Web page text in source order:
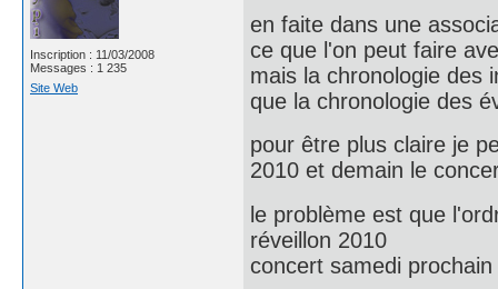
Inscription : 11/03/2008
Messages : 1 235
Site Web
en faite dans une
ce que l'on peut faire
mais la chronologie des
que la chronologie des
pour être plus claire je
2010 et demain le
le problème est que
réveillon 2010
concert samedi prochain